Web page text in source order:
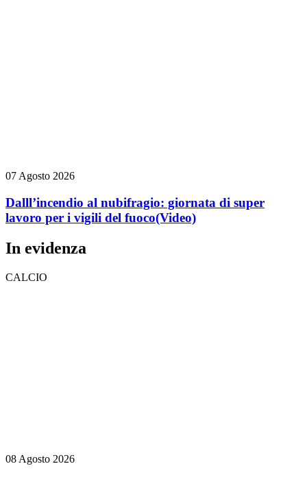
07 Agosto 2026
Dalll’incendio al nubifragio: giornata di super
lavoro per i vigili del fuoco(Video)
In evidenza
CALCIO
08 Agosto 2026